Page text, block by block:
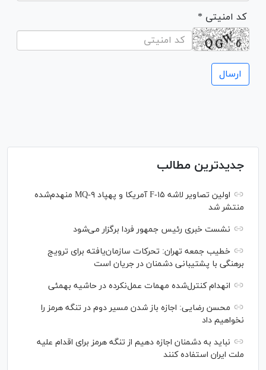
* کد امنیتی
جدیدترین مطالب
اولین تصاویر لاشه F-۱۵ آمریکا و پهپاد MQ-۹ منهدم‌شده
منتشر شد
نشست خبری رئیس‌ جمهور فردا برگزار می‌شود
خطیب جمعه تهران: تحرکات سازمان‌یافته برای ترویج
برهنگی با پشتیبانی دشمنان در جریان است
انهدام کنترل‌شده مهمات عمل‌نکرده در حاشیه بهمئی
محسن رضایی: اجازه باز شدن مسیر دوم در تنگه هرمز را
نخواهیم داد
نباید به دشمنان اجازه دهیم از تنگه هرمز برای اقدام علیه
ملت ایران استفاده کنند